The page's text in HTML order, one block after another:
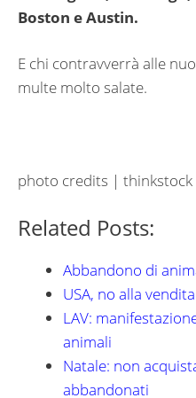
Boston e Austin.
E chi contravverrà alle
multe molto salate.
photo credits | thinkstock
Related Posts:
Abbandono di
USA, no alla
LAV:
animali
Natale: non
abbandonati